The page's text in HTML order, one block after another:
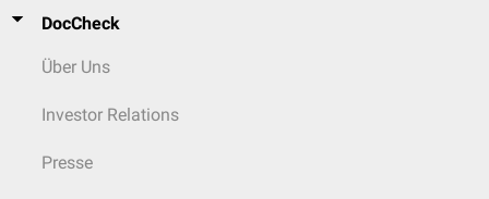
DocCheck
Über Uns
Investor Relations
Presse